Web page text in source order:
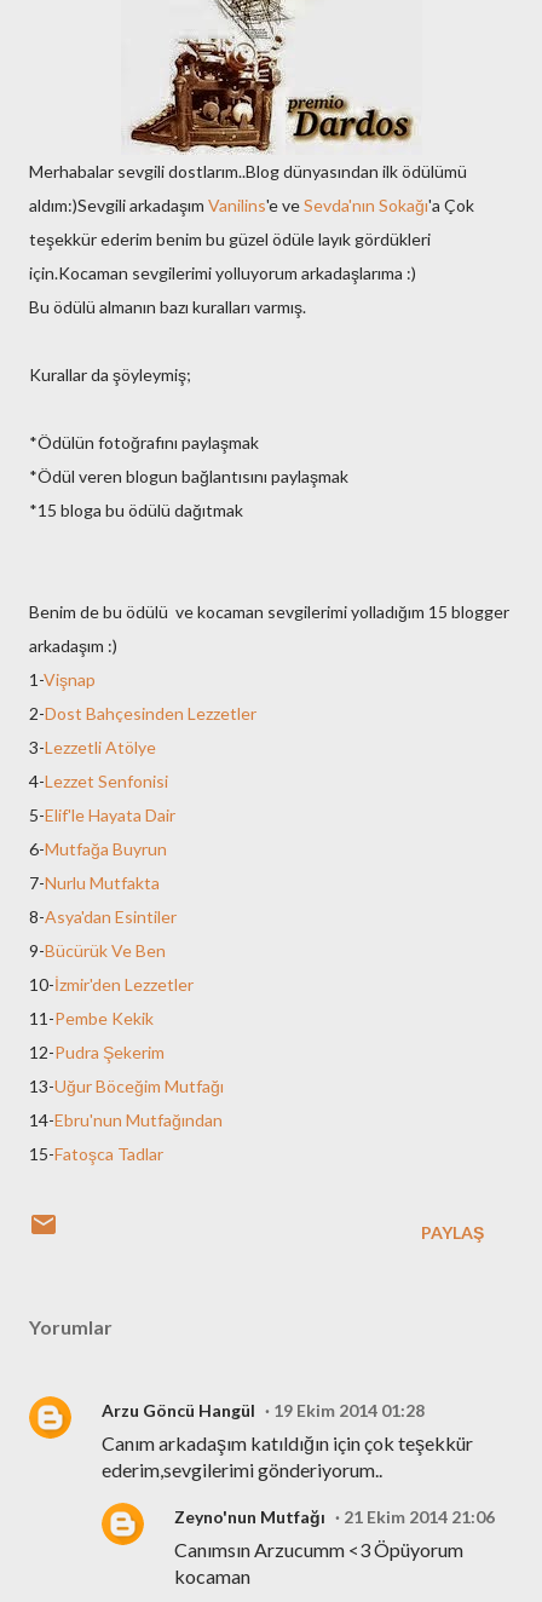
Merhabalar sevgili dostlarım..Blog dünyasından ilk ödülümü
aldım:)Sevgili arkadaşım Vanilins'e veSevda'nın Sokağı'a Çok
teşekkür ederim benim bu güzel ödüle layık gördükleri
için.Kocaman sevgilerimi yolluyorum arkadaşlarıma :)
Bu ödülü almanın bazı kuralları varmış.
Kurallar da şöyleymiş;
*Ödülün fotoğrafını paylaşmak
*Ödül veren blogun bağlantısını paylaşmak
*15 bloga bu ödülü dağıtmak
Benim de bu ödülü ve kocaman sevgilerimi yolladığım 15 blogger
arkadaşım :)
1-Vişnap
2-Dost Bahçesinden Lezzetler
3-Lezzetli Atölye
4-Lezzet Senfonisi
5-Elif'le Hayata Dair
6-Mutfağa Buyrun
7-Nurlu Mutfakta
8-Asya'dan Esintiler
9-Bücürük Ve Ben
10-İzmir'den Lezzetler
11-Pembe Kekik
12-Pudra Şekerim
13-Uğur Böceğim Mutfağı
14-Ebru'nun Mutfağından
15-Fatoşca Tadlar
PAYLAŞ
Yorumlar
Arzu Göncü Hangül 19 Ekim 2014 01:28
Canım arkadaşım katıldığın için çok teşekkür
ederim,sevgilerimi gönderiyorum..
Zeyno'nun Mutfağı 21 Ekim 2014 21:06
Canımsın Arzucumm <3 Öpüyorum
kocaman